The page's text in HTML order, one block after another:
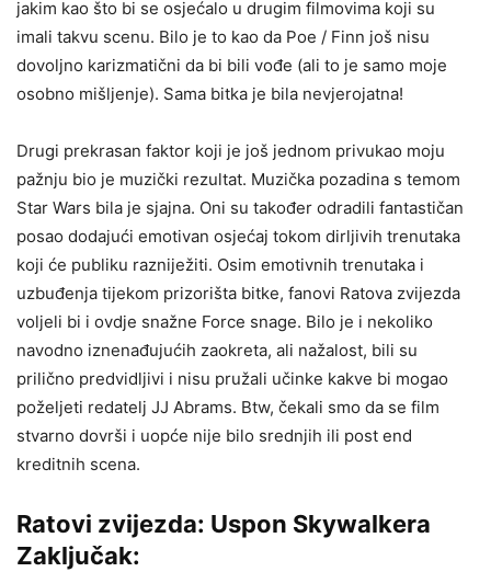
jakim kao što bi se osjećalo u drugim filmovima koji su
imali takvu scenu. Bilo je to kao da Poe / Finn još nisu
dovoljno karizmatični da bi bili vođe (ali to je samo moje
osobno mišljenje). Sama bitka je bila nevjerojatna!
Drugi prekrasan faktor koji je još jednom privukao moju
pažnju bio je muzički rezultat. Muzička pozadina s temom
Star Wars bila je sjajna. Oni su također odradili fantastičan
posao dodajući emotivan osjećaj tokom dirljivih trenutaka
koji će publiku razniježiti. Osim emotivnih trenutaka i
uzbuđenja tijekom prizorišta bitke, fanovi Ratova zvijezda
voljeli bi i ovdje snažne Force snage. Bilo je i nekoliko
navodno iznenađujućih zaokreta, ali nažalost, bili su
prilično predvidljivi i nisu pružali učinke kakve bi mogao
poželjeti redatelj JJ Abrams. Btw, čekali smo da se film
stvarno dovrši i uopće nije bilo srednjih ili post end
kreditnih scena.
Ratovi zvijezda: Uspon Skywalkera
Zaključak: